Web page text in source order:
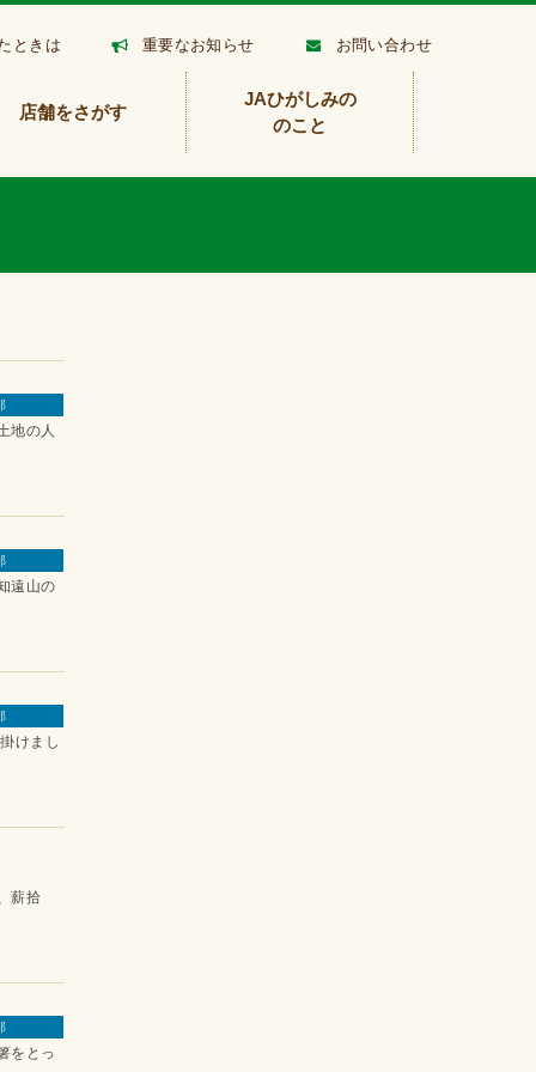
ときは 重要なお知らせ お問い合わせ
店舗をさがす
JAひがしみの
のこと
地の人
遠山の
けまし
薪拾
をとっ